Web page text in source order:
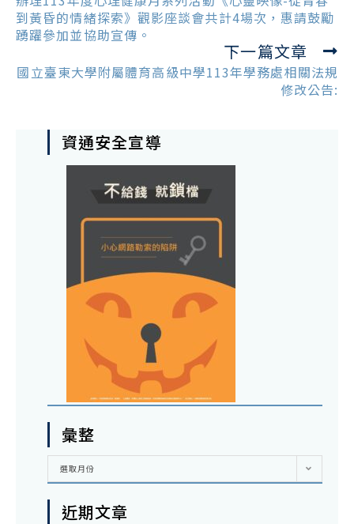
articles
到黃昏的情緒探索》觀影座談會共計4場次，惠請鼓勵
踴躍參加並協助宣傳。
下一篇文章
國立臺東大學附屬體育高級中學113年學務處相關法規
修改公告:
資通安全宣導
彙整
彙
選取月份
近期文章